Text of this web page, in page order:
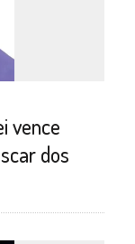
vence
dos